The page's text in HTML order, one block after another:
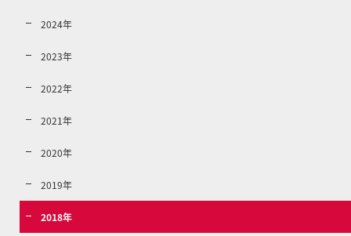
2024年
2023年
2022年
2021年
2020年
2019年
2018年